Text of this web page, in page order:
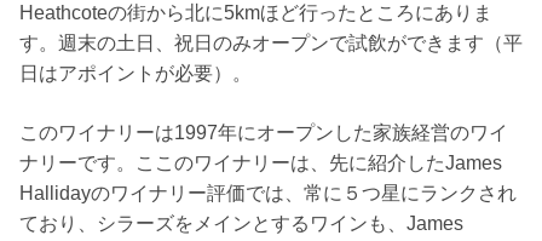
Heathcoteの街から北に5kmほど行ったところにありま
す。週末の土日、祝日のみオープンで試飲ができます（平
日はアポイントが必要）。
このワイナリーは1997年にオープンした家族経営のワイ
ナリーです。ここのワイナリーは、先に紹介したJames
Hallidayのワイナリー評価では、常に５つ星にランクされ
ており、シラーズをメインとするワインも、James